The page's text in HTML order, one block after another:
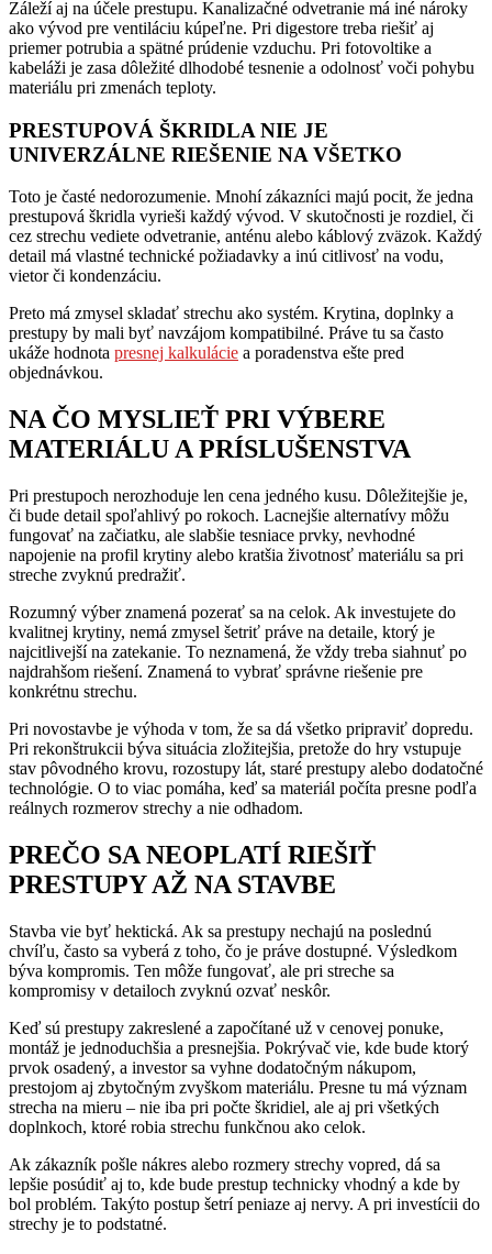
Záleží aj na účele prestupu. Kanalizačné odvetranie má iné nároky
ako vývod pre ventiláciu kúpeľne. Pri digestore treba riešiť aj
priemer potrubia a spätné prúdenie vzduchu. Pri fotovoltike a
kabeláži je zasa dôležité dlhodobé tesnenie a odolnosť voči pohybu
materiálu pri zmenách teploty.
PRESTUPOVÁ ŠKRIDLA NIE JE
UNIVERZÁLNE RIEŠENIE NA VŠETKO
Toto je časté nedorozumenie. Mnohí zákazníci majú pocit, že jedna
prestupová škridla vyrieši každý vývod. V skutočnosti je rozdiel, či
cez strechu vediete odvetranie, anténu alebo káblový zväzok. Každý
detail má vlastné technické požiadavky a inú citlivosť na vodu,
vietor či kondenzáciu.
Preto má zmysel skladať strechu ako systém. Krytina, doplnky a
prestupy by mali byť navzájom kompatibilné. Práve tu sa často
ukáže hodnota presnej kalkulácie a poradenstva ešte pred
objednávkou.
NA ČO MYSLIEŤ PRI VÝBERE
MATERIÁLU A PRÍSLUŠENSTVA
Pri prestupoch nerozhoduje len cena jedného kusu. Dôležitejšie je,
či bude detail spoľahlivý po rokoch. Lacnejšie alternatívy môžu
fungovať na začiatku, ale slabšie tesniace prvky, nevhodné
napojenie na profil krytiny alebo kratšia životnosť materiálu sa pri
streche zvyknú predražiť.
Rozumný výber znamená pozerať sa na celok. Ak investujete do
kvalitnej krytiny, nemá zmysel šetriť práve na detaile, ktorý je
najcitlivejší na zatekanie. To neznamená, že vždy treba siahnuť po
najdrahšom riešení. Znamená to vybrať správne riešenie pre
konkrétnu strechu.
Pri novostavbe je výhoda v tom, že sa dá všetko pripraviť dopredu.
Pri rekonštrukcii býva situácia zložitejšia, pretože do hry vstupuje
stav pôvodného krovu, rozostupy lát, staré prestupy alebo dodatočné
technológie. O to viac pomáha, keď sa materiál počíta presne podľa
reálnych rozmerov strechy a nie odhadom.
PREČO SA NEOPLATÍ RIEŠIŤ
PRESTUPY AŽ NA STAVBE
Stavba vie byť hektická. Ak sa prestupy nechajú na poslednú
chvíľu, často sa vyberá z toho, čo je práve dostupné. Výsledkom
býva kompromis. Ten môže fungovať, ale pri streche sa
kompromisy v detailoch zvyknú ozvať neskôr.
Keď sú prestupy zakreslené a započítané už v cenovej ponuke,
montáž je jednoduchšia a presnejšia. Pokrývač vie, kde bude ktorý
prvok osadený, a investor sa vyhne dodatočným nákupom,
prestojom aj zbytočným zvyškom materiálu. Presne tu má význam
strecha na mieru – nie iba pri počte škridiel, ale aj pri všetkých
doplnkoch, ktoré robia strechu funkčnou ako celok.
Ak zákazník pošle nákres alebo rozmery strechy vopred, dá sa
lepšie posúdiť aj to, kde bude prestup technicky vhodný a kde by
bol problém. Takýto postup šetrí peniaze aj nervy. A pri investícii do
strechy je to podstatné.